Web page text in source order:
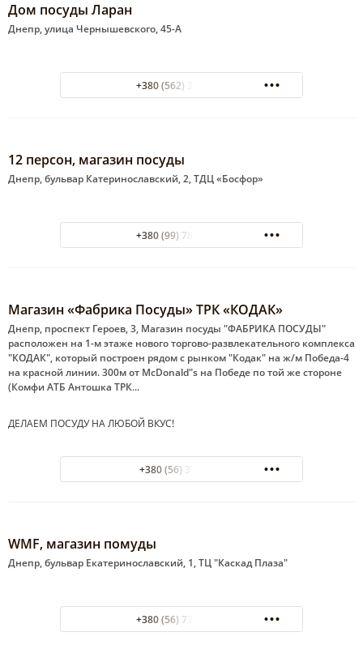
Дом посуды Ларан
Днепр, улица Чернышевского, 45-А
+380 (562) 36-07-55
12 персон, магазин посуды
Днепр, бульвар Катеринославский, 2, ТДЦ «Босфор»
+380 (99) 785-89-39
Магазин «Фабрика Посуды» ТРК «КОДАК»
Днепр, проспект Героев, 3, Магазин посуды "ФАБРИКА ПОСУДЫ"
расположен на 1-м этаже нового торгово-развлекательного комплекса
"КОДАК", который построен рядом с рынком "Кодак" на ж/м Победа-4
на красной линии. 300м от McDonald"s на Победе по той же стороне
(Комфи АТБ Антошка ТРК...
ДЕЛАЕМ ПОСУДУ НА ЛЮБОЙ ВКУС!
+380 (56) 3769463
WMF, магазин помуды
Днепр, бульвар Екатеринославский, 1, ТЦ "Каскад Плаза"
+380 (56) 732-08-57